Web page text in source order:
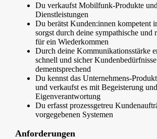
Du verkaufst Mobilfunk-Produkte und
Dienstleistungen
Du berätst Kunden:innen kompetent
sorgst durch deine sympathische und
für ein Wiederkommen
Durch deine Kommunikationsstärke
schnell und sicher
dementsprechend
Du kennst das Unternehmens-
und verkaufst es mit Begeisterung
Eigenverantwortung
Du erfasst prozessgetreu
vorgegebenen Systemen
Anforderungen